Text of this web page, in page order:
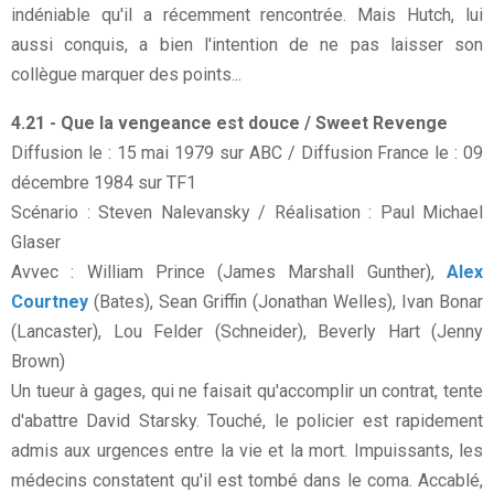
indéniable qu'il a récemment rencontrée. Mais Hutch, lui
aussi conquis, a bien l'intention de ne pas laisser son
collègue marquer des points...
4.21 - Que la vengeance est douce / Sweet Revenge
Diffusion le : 15 mai 1979 sur ABC / Diffusion France le : 09
décembre 1984 sur TF1
Scénario : Steven Nalevansky / Réalisation : Paul Michael
Glaser
Avvec : William Prince (James Marshall Gunther), Alex
Courtney (Bates), Sean Griffin (Jonathan Welles), Ivan Bonar
(Lancaster), Lou Felder (Schneider), Beverly Hart (Jenny
Brown)
Un tueur à gages, qui ne faisait qu'accomplir un contrat, tente
d'abattre David Starsky. Touché, le policier est rapidement
admis aux urgences entre la vie et la mort. Impuissants, les
médecins constatent qu'il est tombé dans le coma. Accablé,